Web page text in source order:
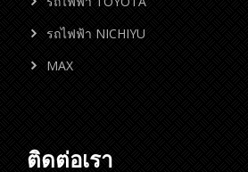
รถไฟฟ้า NICHIYU
MAX
ติดต่อเรา